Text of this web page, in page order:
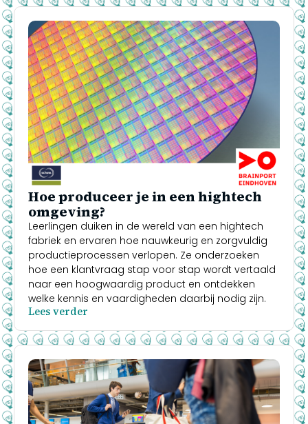
Hoe produceer je in een hightech
omgeving?
Leerlingen duiken in de wereld van een hightech
fabriek en ervaren hoe nauwkeurig en zorgvuldig
productieprocessen verlopen. Ze onderzoeken
hoe een klantvraag stap voor stap wordt vertaald
naar een hoogwaardig product en ontdekken
welke kennis en vaardigheden daarbij nodig zijn.
Lees verder